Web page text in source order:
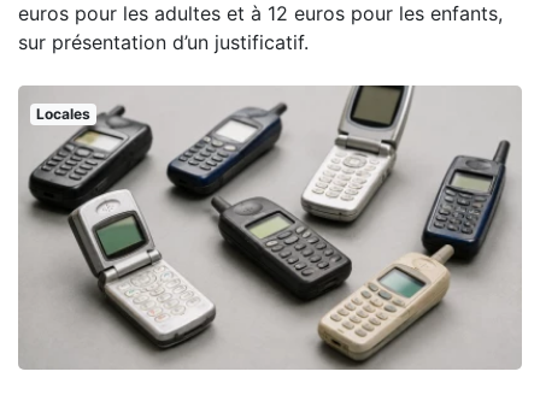
euros pour les adultes et à 12 euros pour les enfants,
sur présentation d’un justificatif.
Locales